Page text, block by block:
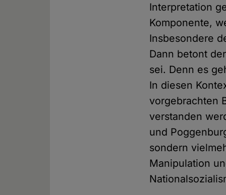
Interpretation
Komponente,
Insbesondere
Dann betont
sei. Denn es
In diesen
vorgebrachten
verstanden
und
sondern
Manipulation